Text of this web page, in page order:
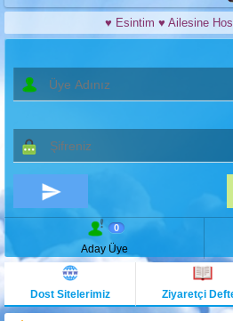
♥️ Esintim ♥️ Ailesine
0
Aday Üye
Dost Sitelerimiz Ziyaretçi